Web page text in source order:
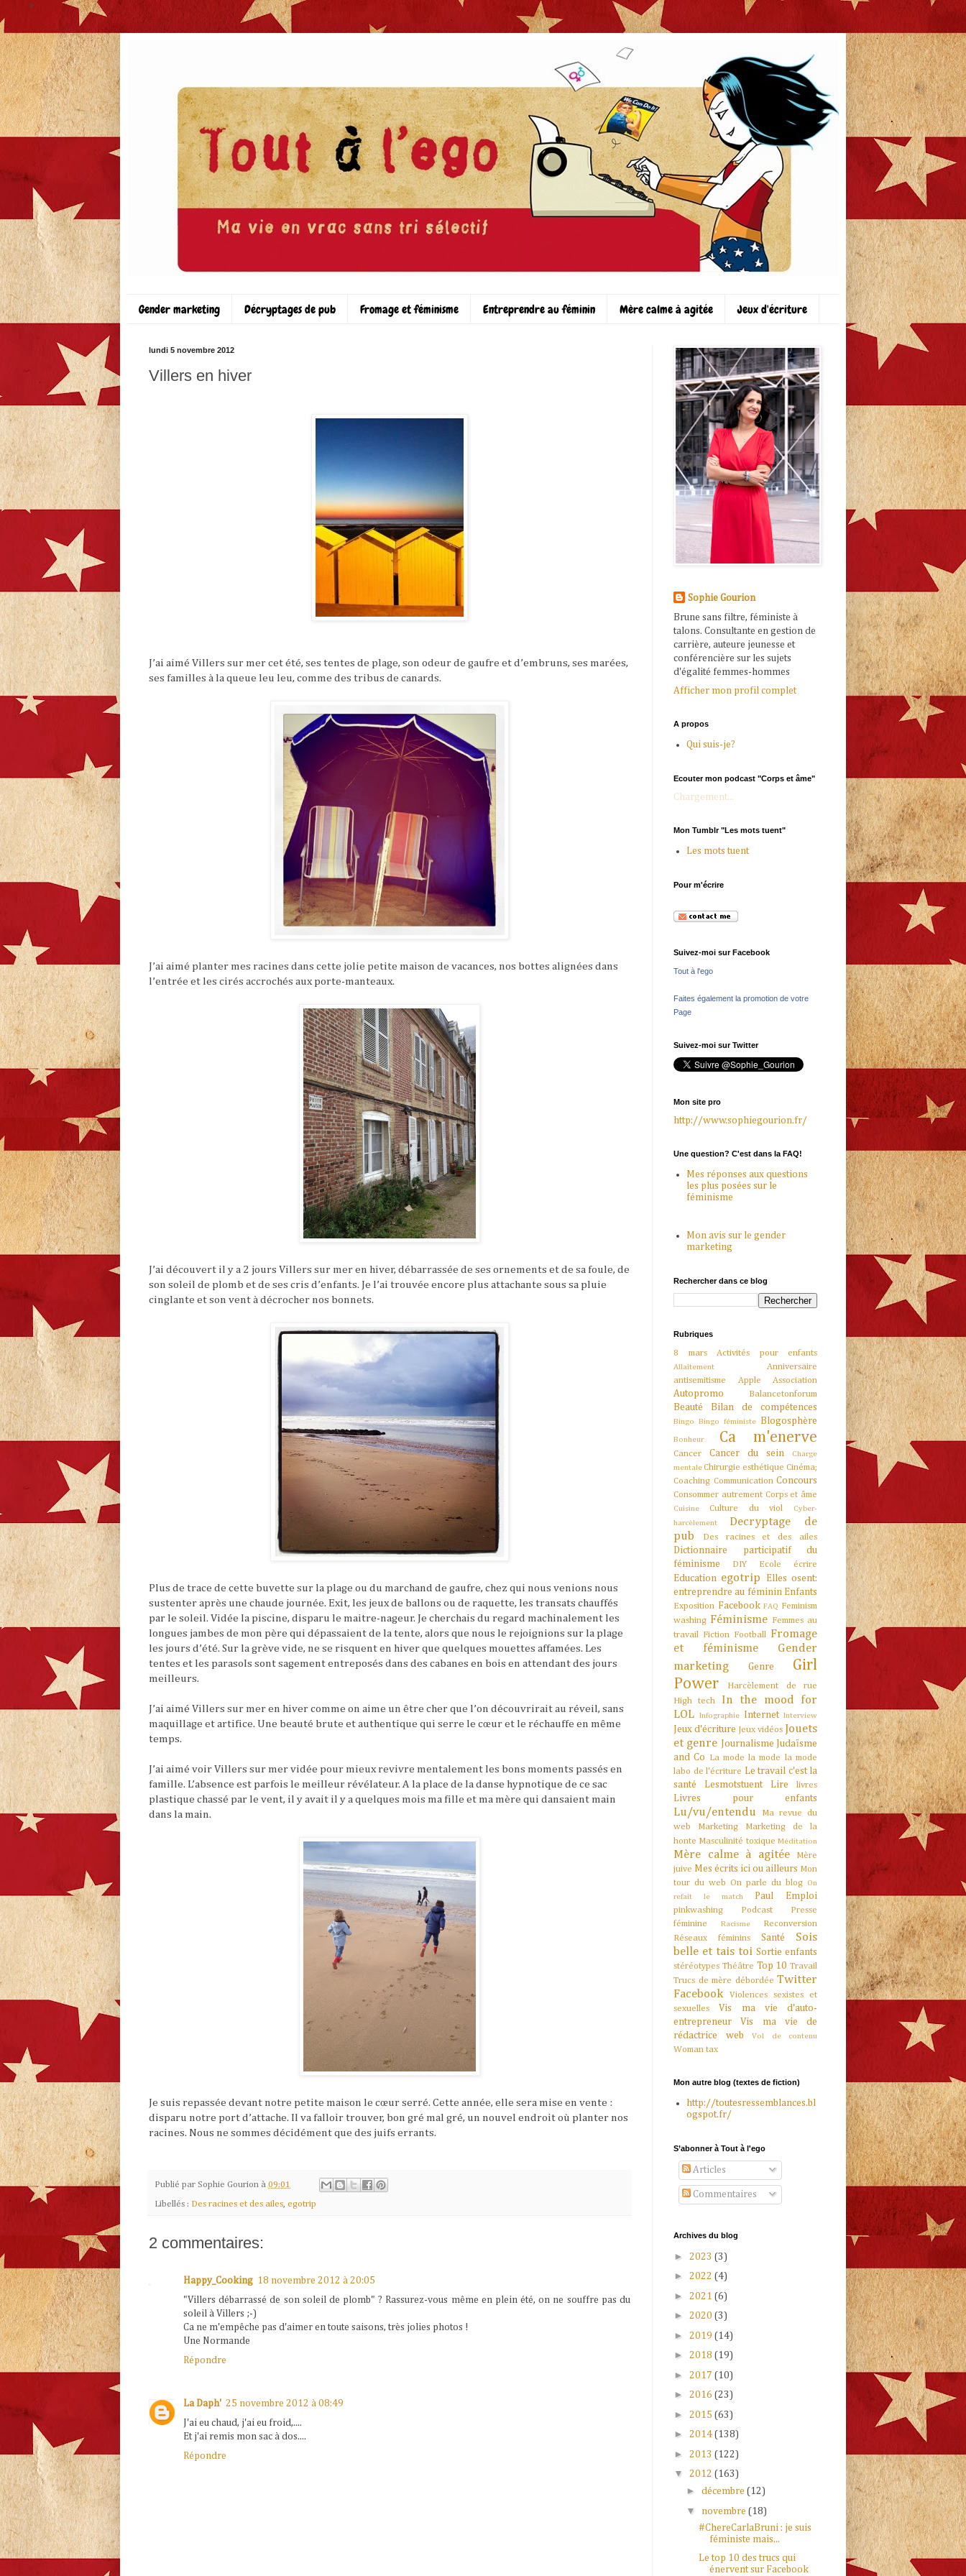
>
Gender marketing Décryptages de pub Fromage et féminisme Entreprendre au féminin Mère calme à agitée Jeux d'écriture
lundi 5 novembre 2012
Villers en hiver
J’ai aimé Villers sur mer cet été, ses tentes de plage, son odeur de gaufre et d’embruns, ses marées,
ses familles à la queue leu leu, comme des tribus de canards.
J’ai aimé planter mes racines dans cette jolie petite maison de vacances, nos bottes alignées dans
l’entrée et les cirés accrochés aux porte-manteaux.
J’ai découvert il y a 2 jours Villers sur mer en hiver, débarrassée de ses ornements et de sa foule, de
son soleil de plomb et de ses cris d’enfants. Je l’ai trouvée encore plus attachante sous sa pluie
cinglante et son vent à décrocher nos bonnets.
Plus de trace de cette buvette sur la plage ou du marchand de gaufre, chez qui nous venions nous
sustenter après une chaude journée. Exit, les jeux de ballons ou de raquette, les transats chauffés
par le soleil. Vidée la piscine, disparu le maitre-nageur. Je cherchais du regard machinalement les
longues jambes de mon père qui dépassaient de la tente, alors que nous le rejoignions sur la plage
les jours d’été. Sur la grève vide, ne se risquent en hiver que quelques mouettes affamées. Les
tentes et les parasols sont sagement entreposés dans des cabanes en bois en attendant des jours
meilleurs.
J’ai aimé Villers sur mer en hiver comme on aime un être cher que l’on découvrirait au réveil, sans
maquillage et artifice. Une beauté brute et authentique qui serre le cœur et le réchauffe en même
temps.
J’ai aimé voir Villers sur mer vidée pour mieux revivre mentalement les bons moments passés en
famille. L’absence est parfois le meilleur révélateur. A la place de la danse hypnotique de ce sac
plastique chassé par le vent, il y avait il y a quelques mois ma fille et ma mère qui dansaient main
dans la main.
Je suis repassée devant notre petite maison le cœur serré. Cette année, elle sera mise en vente :
disparu notre port d’attache. Il va falloir trouver, bon gré mal gré, un nouvel endroit où planter nos
racines. Nous ne sommes décidément que des juifs errants.
Publié par Sophie Gourion à 09:01
Libellés : Des racines et des ailes, egotrip
2 commentaires:
Happy_Cooking 18 novembre 2012 à 20:05
"Villers débarrassé de son soleil de plomb" ? Rassurez-vous même en plein été, on ne souffre pas du
soleil à Villers ;-)
Ca ne m'empêche pas d'aimer en toute saisons, très jolies photos !
Une Normande
Répondre
La Daph' 25 novembre 2012 à 08:49
J'ai eu chaud, j'ai eu froid,....
Et j'ai remis mon sac à dos....
Répondre
Sophie Gourion
Brune sans filtre, féministe à
talons. Consultante en gestion de
carrière, auteure jeunesse et
conférencière sur les sujets
d'égalité femmes-hommes
Afficher mon profil complet
A propos
Qui suis-je?
Ecouter mon podcast "Corps et âme"
Chargement...
Mon Tumblr "Les mots tuent"
Les mots tuent
Pour m'écrire
Suivez-moi sur Facebook
Tout à l'ego
Faites également la promotion de votre
Page
Suivez-moi sur Twitter
Mon site pro
http://www.sophiegourion.fr/
Une question? C'est dans la FAQ!
Mes réponses aux questions
les plus posées sur le
féminisme
Mon avis sur le gender
marketing
Rechercher dans ce blog
Rubriques
8 mars Activités pour enfants
Allaitement
Anniversaire
antisemitisme
Apple Association
Autopromo Balancetonforum
Beauté Bilan de compétences
Bingo Bingo féministe Blogosphère
Bonheur Ca m'enerve
Cancer Cancer du sein
Charge
mentaleChirurgie esthétique Cinéma;
Coaching Communication Concours
Consommer autrement Corps et âme
Cuisine Culture du viol
Cyber-
harcèlement
Decryptage de
pub
Des racines et des ailes
Dictionnaire participatif du
féminisme
DIY Ecole écrire
Education egotrip
Elles osent:
entreprendre au féminin Enfants
Exposition Facebook FAQ Feminism
washing Féminisme Femmes au
travail Fiction Football Fromage
et féminisme
Gender
marketing
Genre
Girl
Power
Harcèlement de rue
High tech
In the mood for
LOL
Infographie Internet Interview
Jeux d'écriture Jeux vidéos Jouets
et genre
Journalisme
Judaïsme
and Co
La mode la mode la mode
labo de l'écriture Le travail c'est la
santé
Lesmotstuent Lire livres
Livres pour enfants
Lu/vu/entendu
Ma revue du
web
Marketing
Marketing de la
honte Masculinité toxique Méditation
Mère calme à agitée
Mère
juive Mes écrits ici ou ailleurs Mon
tour du web On parle du blog
On
refait le match
Paul Emploi
pinkwashing Podcast
Presse
féminine
Racisme
Reconversion
Réseaux féminins
Santé
Sois
belle et tais toi Sortie enfants
stéréotypes Théâtre Top 10 Travail
Trucs de mère débordée Twitter
Facebook
Violences sexistes et
sexuelles
Vis ma vie d'auto-
entrepreneur
Vis ma vie de
rédactrice web
Vol de contenu
Woman tax
Mon autre blog (textes de fiction)
http://toutesressemblances.bl
ogspot.fr/
S’abonner à Tout à l'ego
Articles
Commentaires
Archives du blog
► 2023 (3)
► 2022 (4)
► 2021 (6)
► 2020 (3)
► 2019 (14)
► 2018 (19)
► 2017 (10)
► 2016 (23)
► 2015 (63)
► 2014 (138)
► 2013 (122)
▼ 2012 (163)
► décembre (12)
▼ novembre (18)
#ChereCarlaBruni : je suis
féministe mais...
Le top 10 des trucs qui
énervent sur Facebook